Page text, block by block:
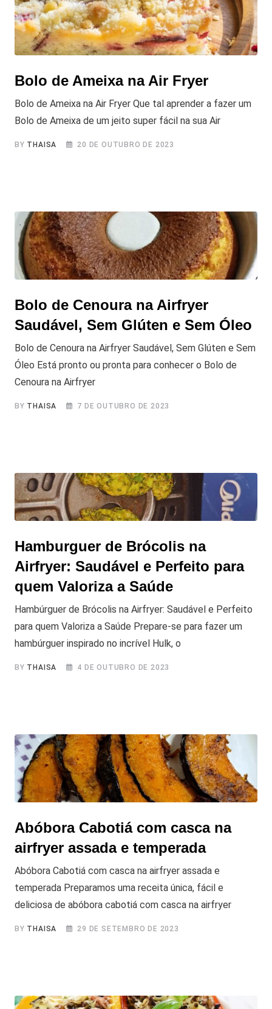
Bolo de Ameixa na Air Fryer
Bolo de Ameixa na Air Fryer Que tal aprender a fazer um
Bolo de Ameixa de um jeito super fácil na sua Air
BY THAISA 20 DE OUTUBRO DE 2023
Bolo de Cenoura na Airfryer
Saudável, Sem Glúten e Sem Óleo
Bolo de Cenoura na Airfryer Saudável, Sem Glúten e Sem
Óleo Está pronto ou pronta para conhecer o Bolo de
Cenoura na Airfryer
BY THAISA 7 DE OUTUBRO DE 2023
Hamburguer de Brócolis na
Airfryer: Saudável e Perfeito para
quem Valoriza a Saúde
Hambúrguer de Brócolis na Airfryer: Saudável e Perfeito
para quem Valoriza a Saúde Prepare-se para fazer um
hambúrguer inspirado no incrível Hulk, o
BY THAISA 4 DE OUTUBRO DE 2023
Abóbora Cabotiá com casca na
airfryer assada e temperada
Abóbora Cabotiá com casca na airfryer assada e
temperada Preparamos uma receita única, fácil e
deliciosa de abóbora cabotiá com casca na airfryer
BY THAISA 29 DE SETEMBRO DE 2023